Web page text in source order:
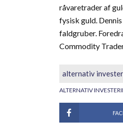
råvaretrader af
fysisk guld.
faldgruber.
Commodity
alternativ
ALTERNATIV